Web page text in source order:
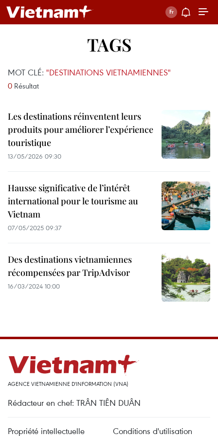
TAGS
MOT CLÉ: "DESTINATIONS VIETNAMIENNES"
0 Résultat
Les destinations réinventent leurs
produits pour améliorer l’expérience
touristique
13/05/2026 09:30
Hausse significative de l’intérêt
international pour le tourisme au
Vietnam
07/05/2025 09:37
Des destinations vietnamiennes
récompensées par TripAdvisor
16/03/2024 10:00
AGENCE VIETNAMIENNE D'INFORMATION (VNA)
Rédacteur en chef: TRÂN TIÊN DUÂN
Propriété intellectuelle Conditions d'utilisation